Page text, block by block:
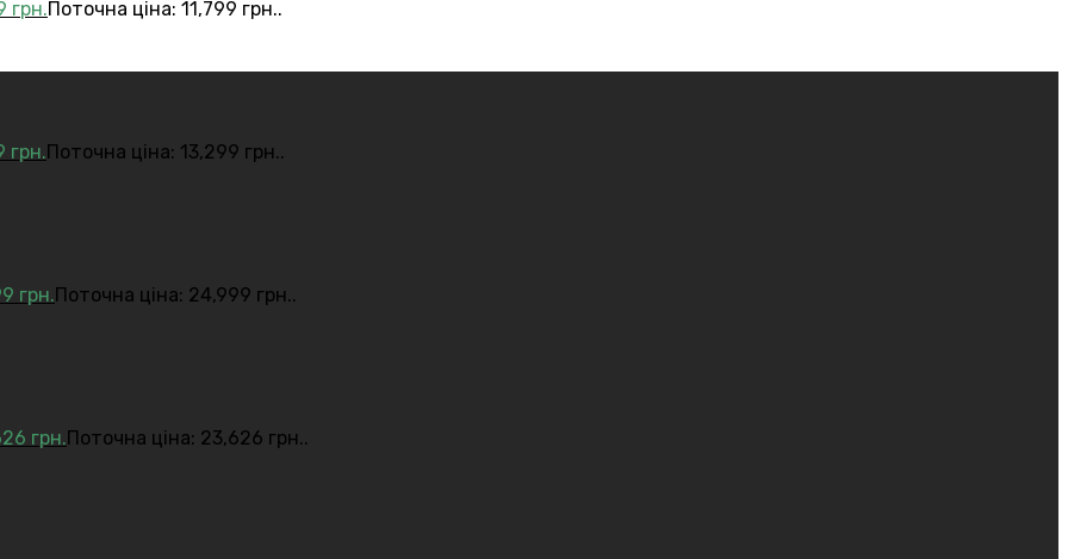
грн.Поточна ціна: 11,799 грн..
грн. Поточна ціна: 13,299 грн..
грн. Поточна ціна: 24,999 грн..
грн. Поточна ціна: 23,626 грн..